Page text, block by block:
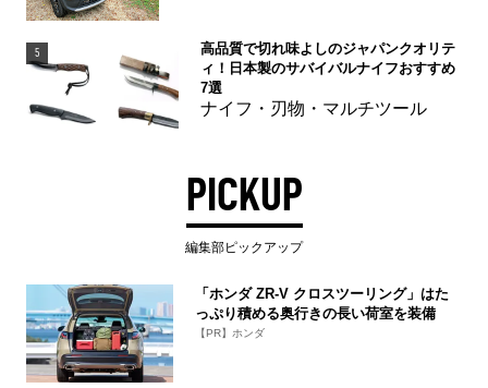
5
高品質で切れ味よしのジャパンクオリテ
ィ！日本製のサバイバルナイフおすすめ
7選
ナイフ・刃物・マルチツール
PICKUP
編集部ピックアップ
「ホンダ ZR-V クロスツーリング」はた
っぷり積める奥行きの長い荷室を装備
【PR】ホンダ